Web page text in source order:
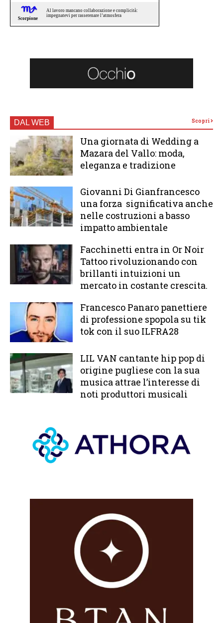
DAL WEB Scopri
Una giornata di Wedding a
Mazara del Vallo: moda,
eleganza e tradizione
Giovanni Di Gianfrancesco
una forza significativa anche
nelle costruzioni a basso
impatto ambientale
Facchinetti entra in Or Noir
Tattoo rivoluzionando con
brillanti intuizioni un
mercato in costante crescita.
Francesco Panaro panettiere
di professione spopola su tik
tok con il suo ILFRA28
LIL VAN cantante hip pop di
origine pugliese con la sua
musica attrae l’interesse di
noti produttori musicali